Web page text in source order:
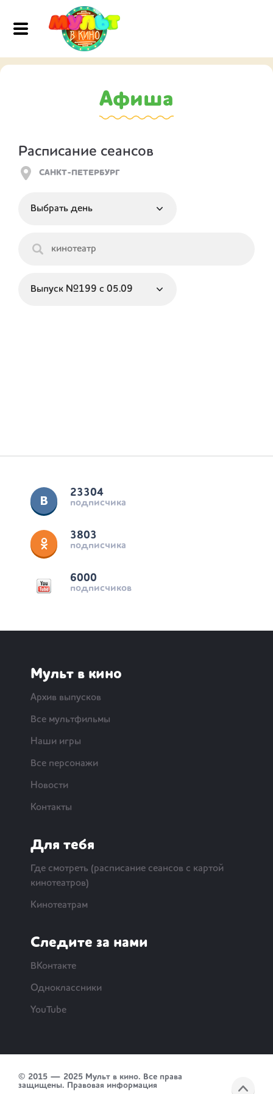
Афиша
Расписание сеансов
23304
подписчика
3803
подписчика
6000
подписчиков
Мульт в кино
Архив выпусков
Все мультфильмы
Наши игры
Все персонажи
Новости
Контакты
Для тебя
Где смотреть (расписание сеансов с картой
кинотеатров)
Кинотеатрам
Следите за нами
ВКонтакте
Одноклассники
YouTube
© 2015 — 2025 Мульт в кино. Все права
защищены. Правовая информация